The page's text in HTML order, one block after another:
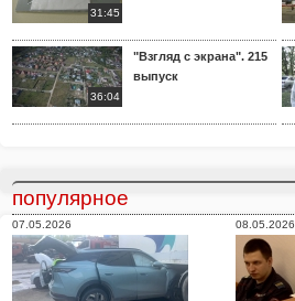
31:45
36:04
"Взгляд с экрана". 215
выпуск
популярное
07.05.2026 08.05.2026